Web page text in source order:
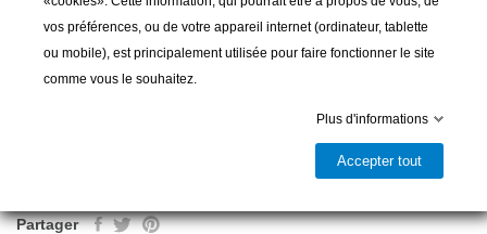
Partager
vos préférences, ou de votre appareil internet (ordinateur, tablette
ou mobile), est principalement utilisée pour faire fonctionner le site
comme vous le souhaitez.
Plus d'informations
Accepter tout